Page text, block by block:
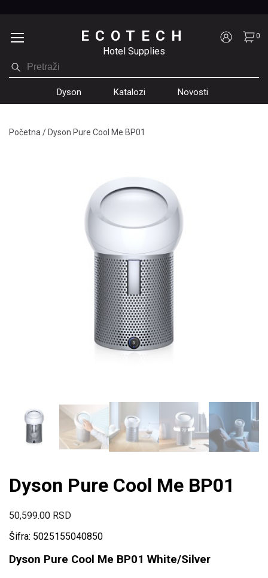
Dyson Katalozi Novosti
ECOTECH
Hotel Supplies
0
Početna /Dyson Pure Cool Me BP01
Dyson Pure Cool Me BP01
50,599.00 RSD
Šifra: 5025155040850
Dyson Pure Cool Me BP01 White/Silver